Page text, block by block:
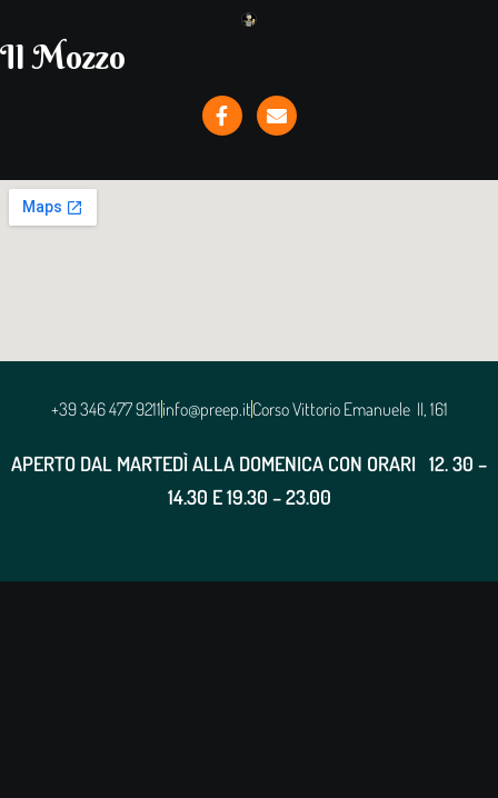
Il Mozzo
APERTO DAL MARTEDÌ ALLA DOMENICA CON ORARI 12. 30 –
14.30 E 19.30 – 23.00
+39 346 477 9211info@preep.itCorso Vittorio Emanuele II, 161